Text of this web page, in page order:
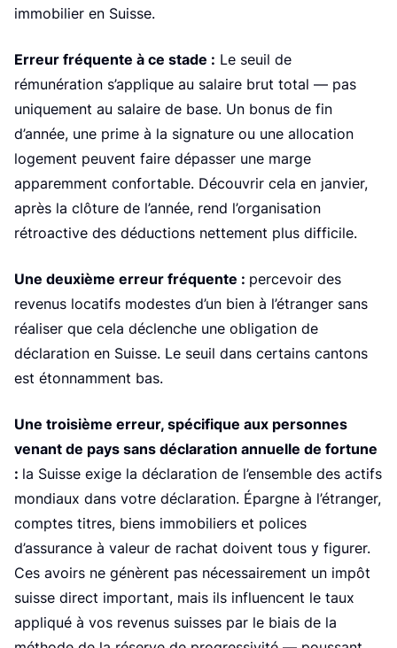
r
immobilier en Suisse.
Erreur fréquente à ce stade : Le seuil de
rémunération s’applique au salaire brut total — pas
uniquement au salaire de base. Un bonus de fin
d’année, une prime à la signature ou une allocation
logement peuvent faire dépasser une marge
apparemment confortable. Découvrir cela en janvier,
après la clôture de l’année, rend l’organisation
rétroactive des déductions nettement plus difficile.
Une deuxième erreur fréquente : percevoir des
revenus locatifs modestes d’un bien à l’étranger sans
réaliser que cela déclenche une obligation de
déclaration en Suisse. Le seuil dans certains cantons
est étonnamment bas.
Une troisième erreur, spécifique aux personnes
venant de pays sans déclaration annuelle de fortune
: la Suisse exige la déclaration de l’ensemble des actifs
mondiaux dans votre déclaration. Épargne à l’étranger,
comptes titres, biens immobiliers et polices
d’assurance à valeur de rachat doivent tous y figurer.
Ces avoirs ne génèrent pas nécessairement un impôt
suisse direct important, mais ils influencent le taux
appliqué à vos revenus suisses par le biais de la